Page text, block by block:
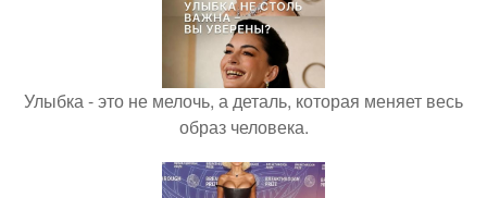
Улыбка - это не мелочь, а деталь, которая меняет весь
образ человека.